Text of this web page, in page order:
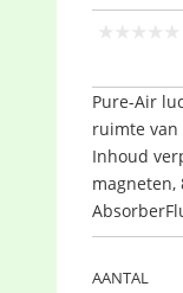
Pure-Air
ruimte van
Inhoud
magneten,
AANTAL